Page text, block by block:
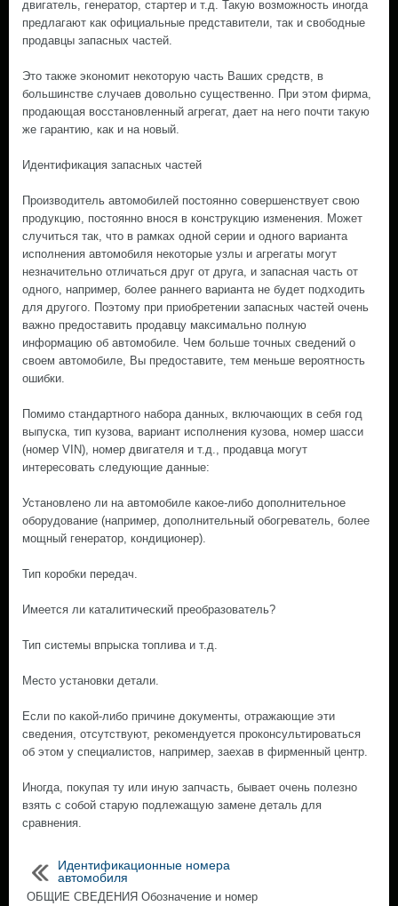
двигатель, генератор, стартер и т.д. Такую возможность иногда
предлагают как официальные представители, так и свободные
продавцы запасных частей.
Это также экономит некоторую часть Ваших средств, в
большинстве случаев довольно существенно. При этом фирма,
продающая восстановленный агрегат, дает на него почти такую
же гарантию, как и на новый.
Идентификация запасных частей
Производитель автомобилей постоянно совершенствует свою
продукцию, постоянно внося в конструкцию изменения. Может
случиться так, что в рамках одной серии и одного варианта
исполнения автомобиля некоторые узлы и агрегаты могут
незначительно отличаться друг от друга, и запасная часть от
одного, например, более раннего варианта не будет подходить
для другого. Поэтому при приобретении запасных частей очень
важно предоставить продавцу максимально полную
информацию об автомобиле. Чем больше точных сведений о
своем автомобиле, Вы предоставите, тем меньше вероятность
ошибки.
Помимо стандартного набора данных, включающих в себя год
выпуска, тип кузова, вариант исполнения кузова, номер шасси
(номер VIN), номер двигателя и т.д., продавца могут
интересовать следующие данные:
Установлено ли на автомобиле какое-либо дополнительное
оборудование (например, дополнительный обогреватель, более
мощный генератор, кондиционер).
Тип коробки передач.
Имеется ли каталитический преобразователь?
Тип системы впрыска топлива и т.д.
Место установки детали.
Если по какой-либо причине документы, отражающие эти
сведения, отсутствуют, рекомендуется проконсультироваться
об этом у специалистов, например, заехав в фирменный центр.
Иногда, покупая ту или иную запчасть, бывает очень полезно
взять с собой старую подлежащую замене деталь для
сравнения.
Идентификационные номера
автомобиля
ОБЩИЕ СВЕДЕНИЯ Обозначение и номер